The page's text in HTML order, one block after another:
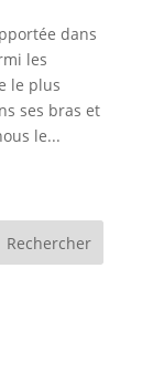
dans
les
le plus
ses bras et
le...